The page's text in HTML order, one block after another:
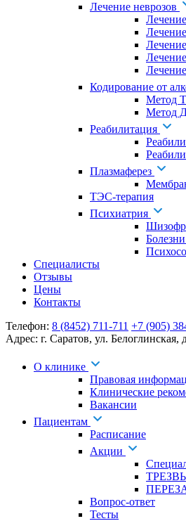
Лечение неврозов
Кодирование от
Метод
Метод
Реабилитация
Плазмаферез
ТЭС-терапия
Психиатрия
Специалисты
Отзывы
Цены
Контакты
Телефон: 8 (8452) 711-711 +7 (905)
Адрес: г. Саратов, ул. Белоглинская,
О клинике
Правовая
Клинические
Вакансии
Пациентам
Расписание
Акции
Вопрос-ответ
Тесты